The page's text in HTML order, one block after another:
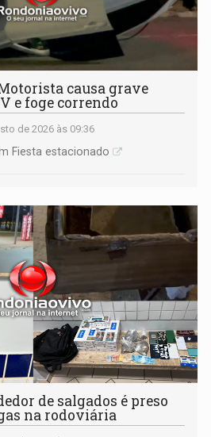
causa grave
e foge correndo
de 2026 às 09:36
Fiesta estacionado
de salgados é preso
na rodoviária